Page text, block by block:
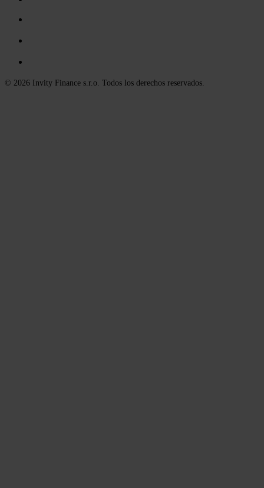
© 2026 Invity Finance s.r.o. Todos los derechos reservados.